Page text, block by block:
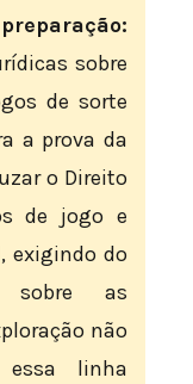
sobre
de sorte
a prova da
o Direito
de jogo e
exigindo do
sobre as
não
essa linha